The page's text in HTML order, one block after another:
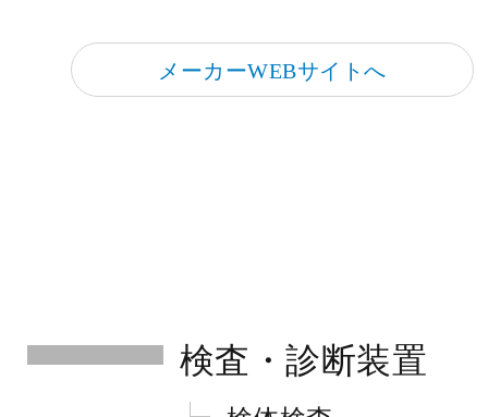
メーカーWEBサイトへ
検査・診断装置